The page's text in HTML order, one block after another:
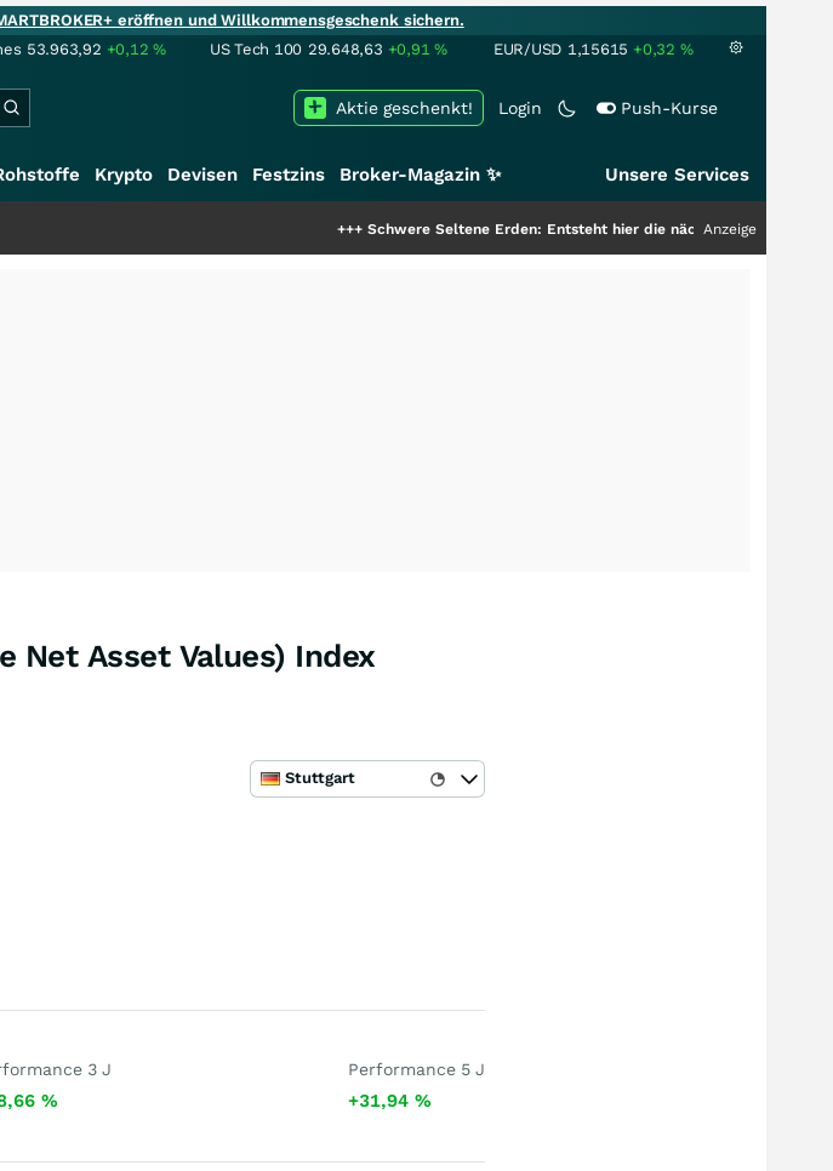
eröffnen und Willkommensgeschenk sichern.
53.963,92 +0,12% US Tech 100 29.648,63 +0,91% EUR/USD 1,15615 +0,32 %
Login Push-Kurse
Aktie geschenkt!
Krypto Devisen Festzins Broker-Magazin ✨ Unsere Services
Schwere Seltene Erden: Entsteht hier die nächste Milliardenstory?+++
Anzeige
Net Asset Values) Index
Stuttgart
3 J
%
Performance 5 J
+31,94 %